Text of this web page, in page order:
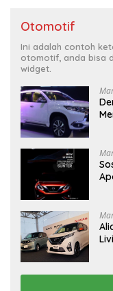
Otomotif
Ini adalah contoh
otomotif, anda bisa
widget.